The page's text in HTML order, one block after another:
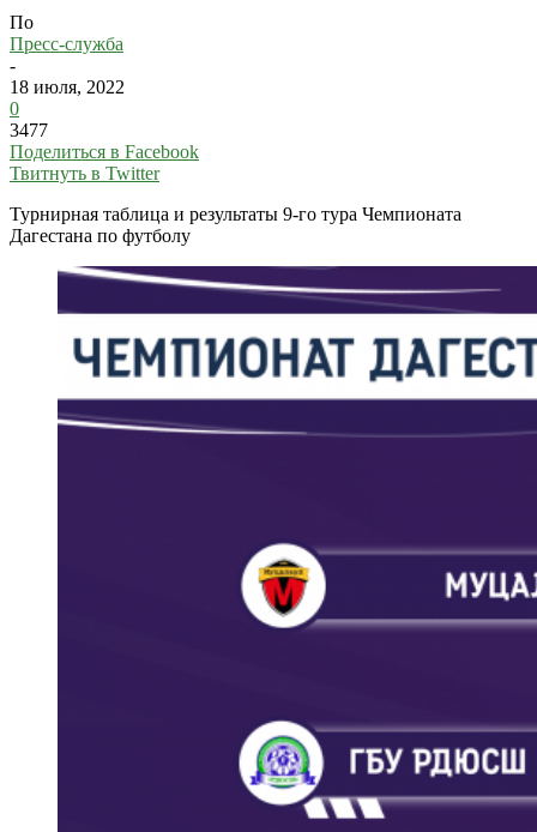
По
Пресс-служба
-
18 июля, 2022
0
3477
Поделиться в Facebook
Твитнуть в Twitter
Турнирная таблица и результаты 9-го тура Чемпионата
Дагестана по футболу